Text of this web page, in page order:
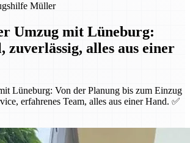
Müller
Umzug mit Lüneburg:
zuverlässig, alles aus einer
Lüneburg: Von der Planung bis zum Einzug
erfahrenes Team, alles aus einer Hand. ✅